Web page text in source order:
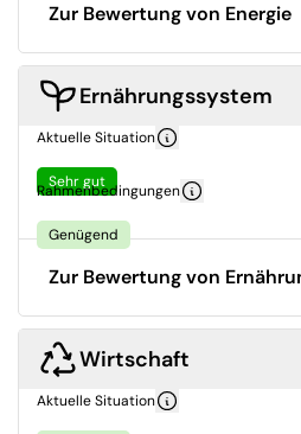
Zur Bewertung von Energie
Ernährungssystem
Aktuelle Situation
Sehr gut
Rahmenbedingungen
Genügend
Zur Bewertung von
Wirtschaft
Aktuelle Situation